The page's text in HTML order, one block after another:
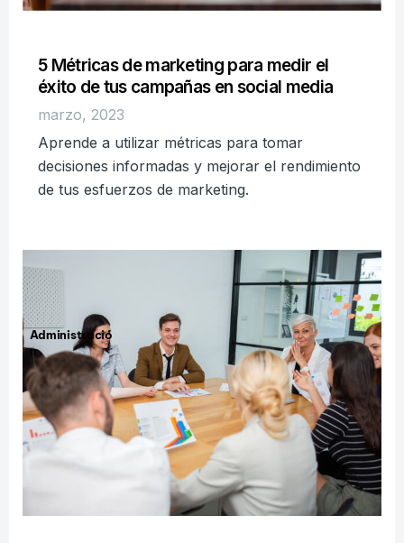
5 Métricas de marketing para medir el
éxito de tus campañas en social media
marzo, 2023
Aprende a utilizar métricas para tomar
decisiones informadas y mejorar el rendimiento
de tus esfuerzos de marketing.
Administració
n